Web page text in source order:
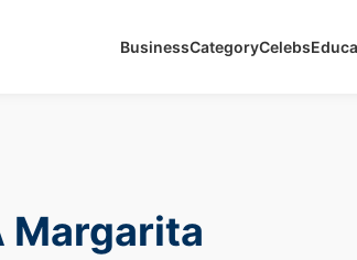
BusinessCategoryCelebs
Margarita